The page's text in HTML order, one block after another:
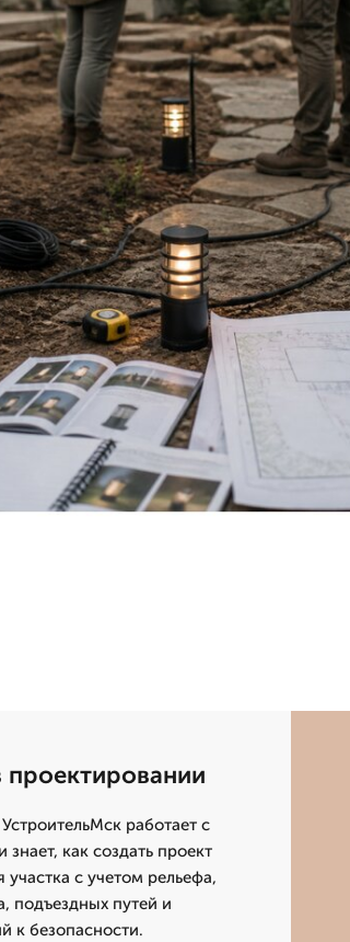
работает с
знает, как создать проект
участка с учетом рельефа,
подъездных путей и
к безопасности.